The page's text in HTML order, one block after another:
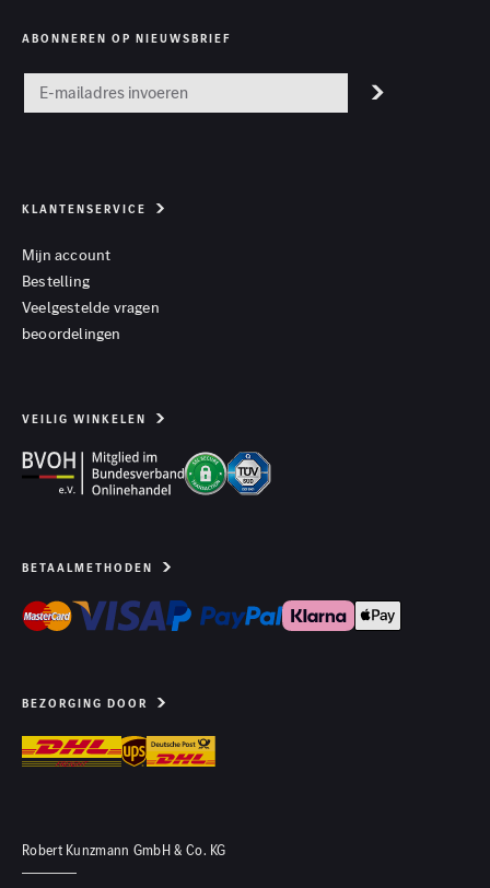
ABONNEREN OP NIEUWSBRIEF
KLANTENSERVICE
Mijn account
Bestelling
Veelgestelde vragen
beoordelingen
VEILIG WINKELEN
BETAALMETHODEN
BEZORGING DOOR
Robert Kunzmann GmbH & Co. KG